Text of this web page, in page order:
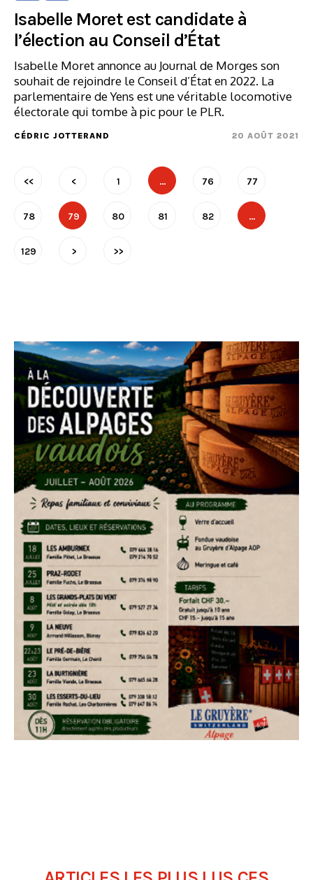
Isabelle Moret est candidate à
l’élection au Conseil d’État
Isabelle Moret annonce au Journal de Morges son
souhait de rejoindre le Conseil d’État en 2022. La
parlementaire de Yens est une véritable locomotive
électorale qui tombe à pic pour le PLR.
CÉDRIC JOTTERAND 20 AOÛT 2021
<< < 1 … 76 77
78 79 80 81 82 …
129 > >>